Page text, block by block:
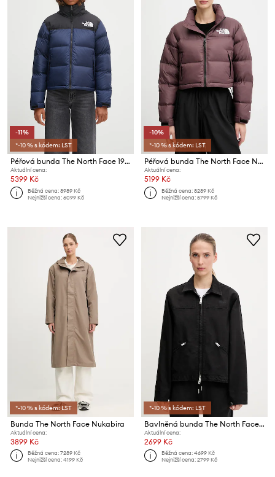
-11%
*-10 % s kódem: LST
Péřová bunda The North Face 1996 Retro Nuptse
Aktuální cena:
5399 Kč
Běžná cena:8989 Kč
Nejnižší cena:6099 Kč
-10%
*-10 % s kódem: LST
Péřová bunda The North Face Nuptse
Aktuální cena:
5199 Kč
Běžná cena:8289 Kč
Nejnižší cena:5799 Kč
*-10 % s kódem: LST
Bunda The North Face Nukabira
Aktuální cena:
3899 Kč
Běžná cena:7289 Kč
Nejnižší cena:4199 Kč
*-10 % s kódem: LST
Bavlněná bunda The North Face Cedar Canvas Work
Aktuální cena:
2699 Kč
Běžná cena:4699 Kč
Nejnižší cena:2799 Kč